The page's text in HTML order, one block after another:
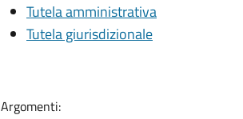
Tutela amministrativa
Tutela giurisdizionale
Argomenti: